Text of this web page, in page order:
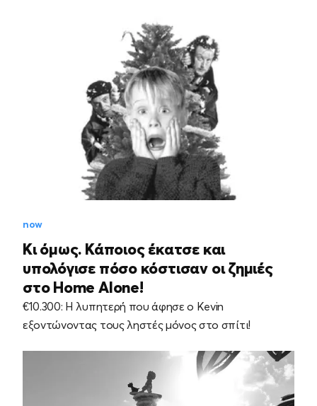
now
Κι όμως. Κάποιος έκατσε και
υπολόγισε πόσο κόστισαν οι ζημιές
στο Home Alone!
€10.300: Η λυπητερή που άφησε ο Kevin
εξοντώνοντας τους ληστές μόνος στο σπίτι!